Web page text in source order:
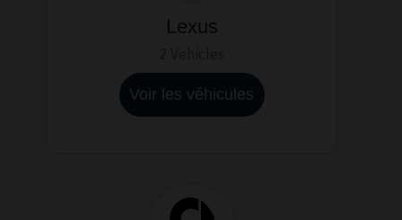
Lexus
Voir les véhicules